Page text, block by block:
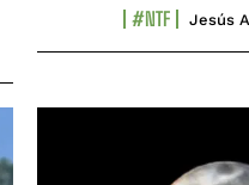
#NTF Jesús